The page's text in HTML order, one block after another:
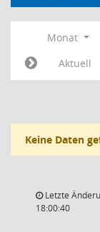
Monat
Aktuell
Keine Daten
Letzte
18:00:40